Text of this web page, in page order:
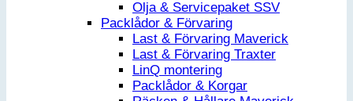
Olja & Servicepaket SSV
Packlådor & Förvaring
Last & Förvaring Maverick
Last & Förvaring Traxter
LinQ montering
Packlådor & Korgar